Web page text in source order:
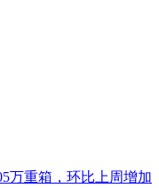
万重箱，环比上周增加